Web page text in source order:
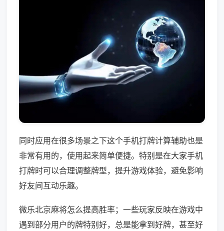
同时应用在很多场景之下这个手机打牌计算辅助也是
非常有用的，使用起来简单便捷。特别是在大家手机
打牌时可以合理调整牌型，提升游戏体验，避免影响
好友间互动乐趣。
微乐北京麻将怎么提高胜率；一些玩家反映在游戏中
遇到部分用户的牌特别好，总是能拿到好牌，甚至好